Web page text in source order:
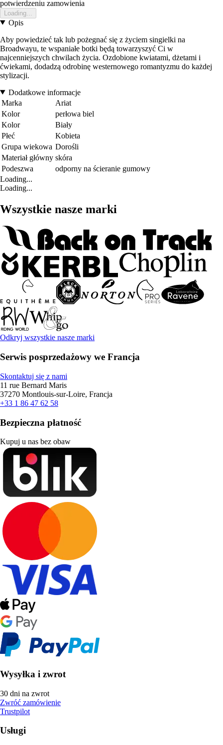
potwierdzeniu zamowienia
Loading...
Opis
Aby powiedzieć tak lub pożegnać się z życiem singielki na
Broadwayu, te wspaniałe botki będą towarzyszyć Ci w
najcenniejszych chwilach życia. Ozdobione kwiatami, dżetami i
ćwiekami, dodadzą odrobinę westernowego romantyzmu do każdej
stylizacji.
Dodatkowe informacje
Marka
Ariat
Kolor
perłowa biel
Kolor
Biały
Płeć
Kobieta
Grupa wiekowa Dorośli
Materiał główny skóra
Podeszwa
odporny na ścieranie gumowy
Loading...
Loading...
Wszystkie nasze marki
Odkryj wszystkie nasze marki
Serwis posprzedażowy we Francja
Skontaktuj się z nami
11 rue Bernard Maris
37270 Montlouis-sur-Loire, Francja
+33 1 86 47 62 58
Bezpieczna płatność
Kupuj u nas bez obaw
Wysyłka i zwrot
30 dni na zwrot
Zwróć zamówienie
Trustpilot
Usługi